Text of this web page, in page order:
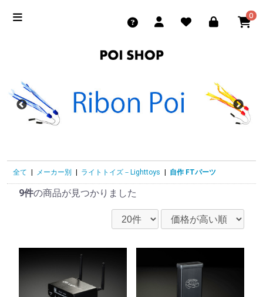
0
全て | メーカー別 | ライトトイズ－Lighttoys | 自作 FTパーツ
9件の商品が見つかりました